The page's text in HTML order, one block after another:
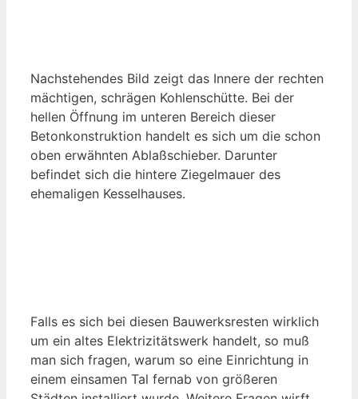
Nachstehendes Bild zeigt das Innere der rechten
mächtigen, schrägen Kohlenschütte. Bei der
hellen Öffnung im unteren Bereich dieser
Betonkonstruktion handelt es sich um die schon
oben erwähnten Ablaßschieber. Darunter
befindet sich die hintere Ziegelmauer des
ehemaligen Kesselhauses.
Falls es sich bei diesen Bauwerksresten wirklich
um ein altes Elektrizitätswerk handelt, so muß
man sich fragen, warum so eine Einrichtung in
einem einsamen Tal fernab von größeren